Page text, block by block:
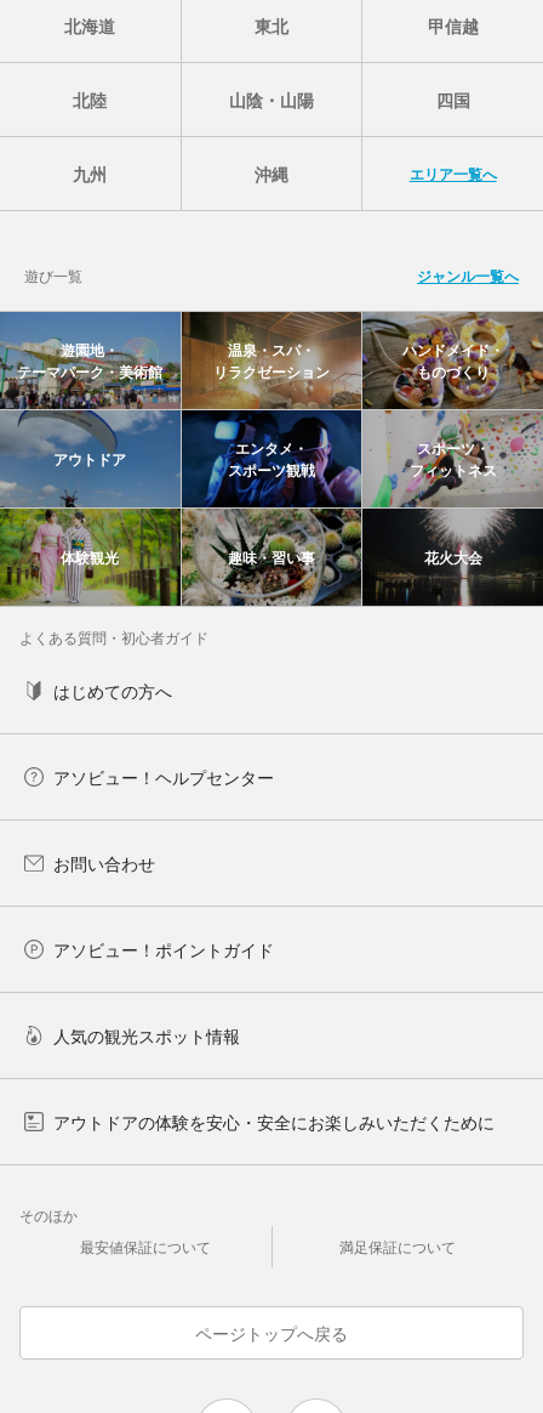
北海道 東北 甲信越
北陸 山陰・山陽 四国
九州 沖縄 エリア一覧へ
遊び一覧 ジャンル一覧へ
遊園地・
テーマパーク・美術館
温泉・スパ・
リラクゼーション
ハンドメイド・
ものづくり
アウトドア
エンタメ・
スポーツ観戦
スポーツ・
フィットネス
体験観光 趣味・習い事 花火大会
よくある質問・初心者ガイド
はじめての方へ
アソビュー！ヘルプセンター
お問い合わせ
アソビュー！ポイントガイド
人気の観光スポット情報
アウトドアの体験を安心・安全にお楽しみいただくために
そのほか
最安値保証について
満足保証について
ページトップへ戻る